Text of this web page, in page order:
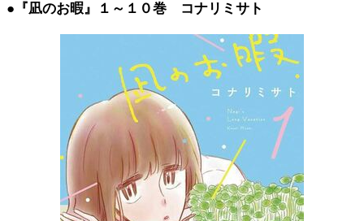
●『凪のお暇』１～１０巻 コナリミサト